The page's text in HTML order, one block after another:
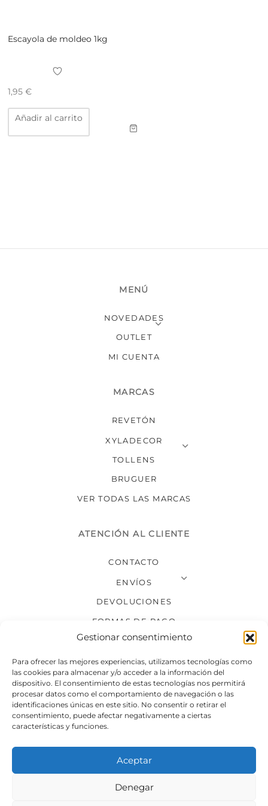
Gestionar consentimiento
Para ofrecer las mejores experiencias, utilizamos tecnologías como
las cookies para almacenar y/o acceder a la información del
dispositivo. El consentimiento de estas tecnologías nos permitirá
procesar datos como el comportamiento de navegación o las
identificaciones únicas en este sitio. No consentir o retirar el
consentimiento, puede afectar negativamente a ciertas
características y funciones.
Aceptar
Denegar
Escayola de moldeo 1kg
1,95 €
Añadir al carrito
MENÚ
NOVEDADES
OUTLET
MI CUENTA
MARCAS
REVETÓN
XYLADECOR
TOLLENS
BRUGUER
VER TODAS LAS MARCAS
ATENCIÓN AL CLIENTE
CONTACTO
ENVÍOS
DEVOLUCIONES
FORMAS DE PAGO
SÍGUENOS